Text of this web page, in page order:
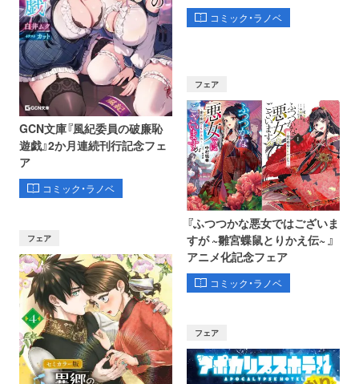
GCN文庫『風紀委員の破廉恥
遊戯』2か月連続刊行記念フェ
ア
コミック・ラノベ
コミック・ラノベ
フェア
フェア
『ふつつかな悪女ではございま
すが ~雛宮蝶鼠とりかえ伝~ 』
アニメ化記念フェア
コミック・ラノベ
フェア